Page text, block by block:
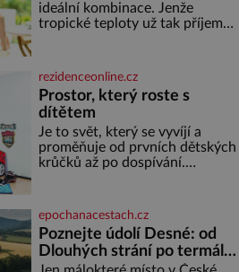
ideální kombinace. Jenže
tropické teploty už tak příjemné
dyž se nám tropy zaryjí pod
kůži, hledáme úlevu v bazénu
nebo pomocí klimatizace. Jenže
ne vždycky můžeme být v jejich
blízkosti. Nemusíte však zoufat.
Pokud budete mít promyšlený
jídelníček, žadné pařáky si na
rezidenceonline.cz
Prostor, který roste s
dítětem
Je to svět, který se vyvíjí a
proměňuje od prvních dětských
krůčků až po dospívání.
soustředění i odpočinek a
reaguje na každou etapu života
a specifické potřeby dítěte. Pro
nejmenší je klíčová
jednoduchost, měkkost a
epochanacestach.cz
Poznejte údolí Desné: od
Dlouhých strání po termální
prameny